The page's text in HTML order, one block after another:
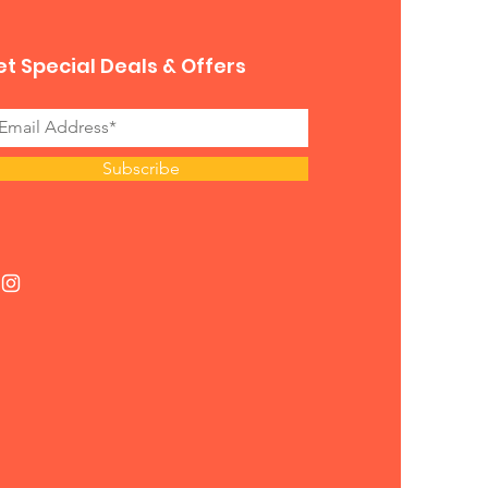
Special Deals & Offers
Subscribe